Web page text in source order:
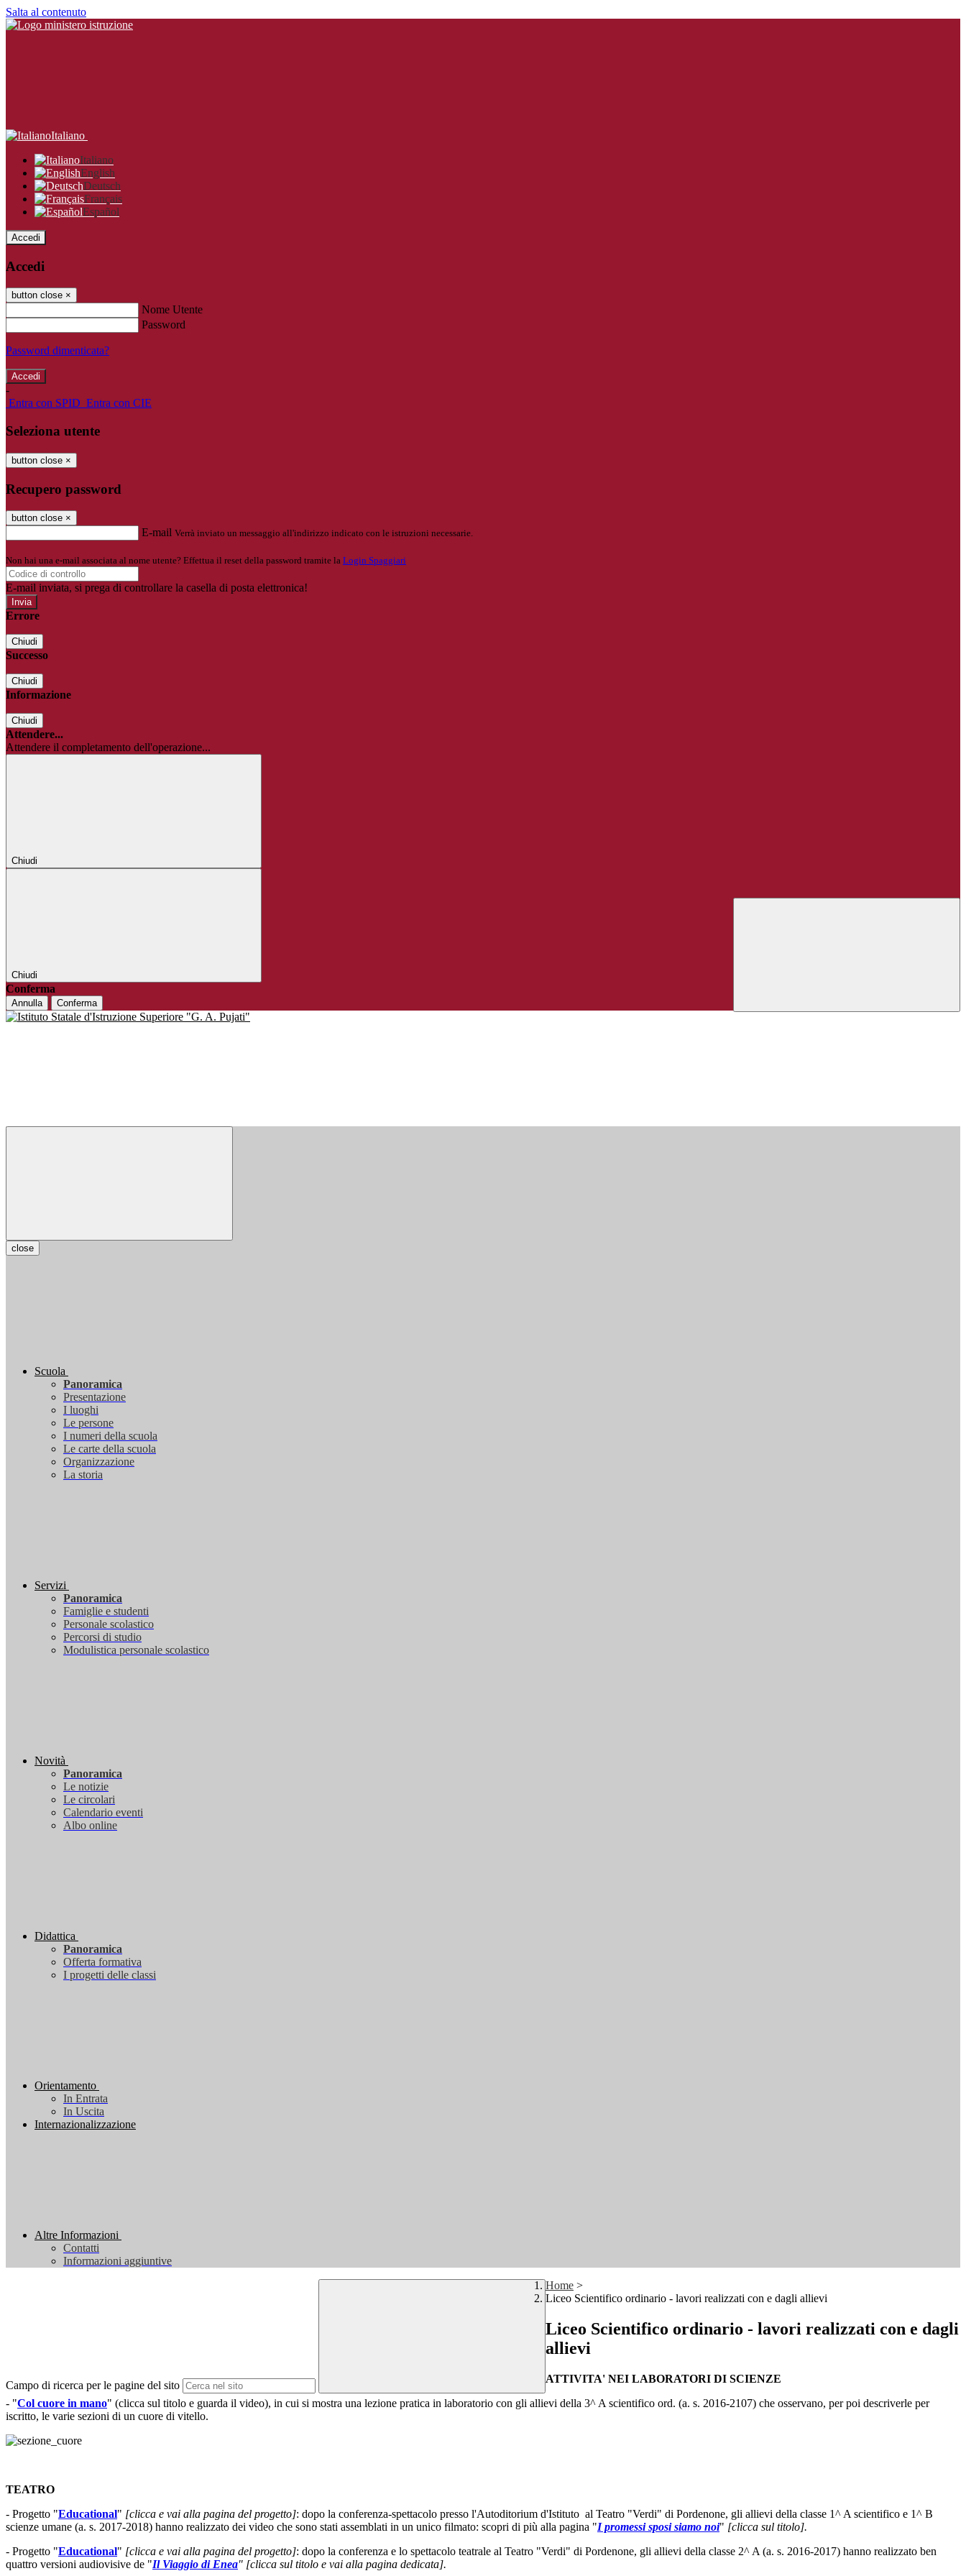
Salta al contenuto
Italiano
Italiano
English
Deutsch
Français
Español
Accedi
Accedi
button close ×
Nome Utente
Password
Password dimenticata?
-
Entra con SPID Entra con CIE
Seleziona utente
button close ×
Recupero password
button close ×
E-mail Verrà inviato un messaggio all'indirizzo indicato con le istruzioni necessarie.
Non hai una e-mail associata al nome utente? Effettua il reset della password tramite la Login Spaggiari
E-mail inviata, si prega di controllare la casella di posta elettronica!
Errore
Chiudi
Successo
Chiudi
Informazione
Chiudi
Attendere...
Attendere il completamento dell'operazione...
Chiudi
Chiudi
Conferma
Annulla Conferma
close
Scuola
Panoramica
Presentazione
I luoghi
Le persone
I numeri della scuola
Le carte della scuola
Organizzazione
La storia
Servizi
Panoramica
Famiglie e studenti
Personale scolastico
Percorsi di studio
Modulistica personale scolastico
Novità
Panoramica
Le notizie
Le circolari
Calendario eventi
Albo online
Didattica
Panoramica
Offerta formativa
I progetti delle classi
Orientamento
In Entrata
In Uscita
Internazionalizzazione
Altre Informazioni
Contatti
Informazioni aggiuntive
Campo di ricerca per le pagine del sito
Home >
Liceo Scientifico ordinario - lavori realizzati con e dagli allievi
Liceo Scientifico ordinario - lavori realizzati con e dagli
allievi
ATTIVITA' NEI LABORATORI DI SCIENZE
- "Col cuore in mano" (clicca sul titolo e guarda il video), in cui si mostra una lezione pratica in laboratorio con gli allievi della 3^ A scientifico ord. (a. s. 2016-2107) che osservano, per poi descriverle per
iscritto, le varie sezioni di un cuore di vitello.
TEATRO
- Progetto "Educational" [clicca e vai alla pagina del progetto]: dopo la conferenza-spettacolo presso l'Autoditorium d'Istituto al Teatro "Verdi" di Pordenone, gli allievi della classe 1^ A scientifico e 1^ B
scienze umane (a. s. 2017-2018) hanno realizzato dei video che sono stati assemblati in un unico filmato: scopri di più alla pagina "I promessi sposi siamo noi" [clicca sul titolo].
- Progetto "Educational" [clicca e vai alla pagina del progetto]: dopo la conferenza e lo spettacolo teatrale al Teatro "Verdi" di Pordenone, gli allievi della classe 2^ A (a. s. 2016-2017) hanno realizzato ben
quattro versioni audiovisive de "Il Viaggio di Enea" [clicca sul titolo e vai alla pagina dedicata].